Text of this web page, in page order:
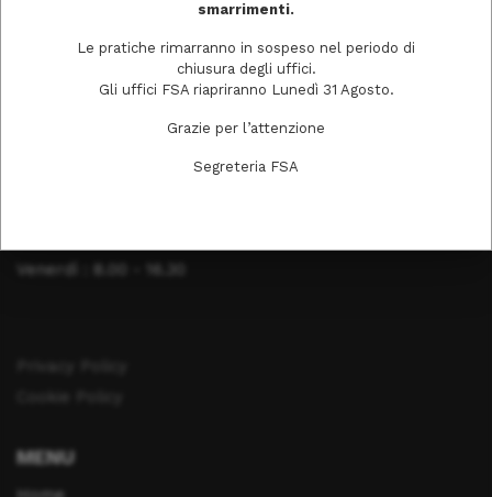
Venerdì : 8.00 - 16.30
MENU
smarrimenti.
Le pratiche rimarranno in sospeso nel periodo di
chiusura degli uffici.
Gli uffici FSA riapriranno Lunedì 31 Agosto.
Grazie per l’attenzione
Segreteria FSA